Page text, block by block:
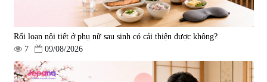
Rối loạn nội tiết ở phụ nữ sau sinh có cải thiện được không?
7
09/08/2026